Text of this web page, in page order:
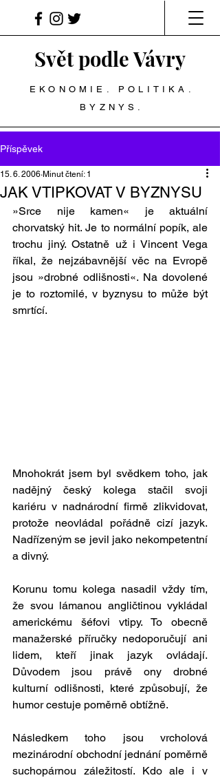
Svět podle Vávry
EKONOMIE. POLITIKA.
BYZNYS.
Příspěvek
JAK VTIPKOVAT V BYZNYSU
15. 6. 2006 Minut čtení: 1
»Srce nije kamen« je aktuální
chorvatský hit. Je to normální popík, ale
trochu jiný. Ostatně už i Vincent Vega
říkal, že nejzábavnější věc na Evropě
jsou »drobné odlišnosti«. Na dovolené
je to roztomilé, v byznysu to může být
smrtící.
Mnohokrát jsem byl svědkem toho, jak
nadějný český kolega stačil svoji
kariéru v nadnárodní firmě zlikvidovat,
protože neovládal pořádně cizí jazyk.
Nadřízeným se jevil jako nekompetentní
a divný.
Korunu tomu kolega nasadil vždy tím,
že svou lámanou angličtinou vykládal
americkému šéfovi vtipy. To obecně
manažerské příručky nedoporučují ani
lidem, kteří jinak jazyk ovládají.
Důvodem jsou právě ony drobné
kulturní odlišnosti, které způsobují, že
humor cestuje poměrně obtížně.
Následkem toho jsou vrcholová
mezinárodní obchodní jednání poměrně
suchopárnou záležitostí. Kdo ale i v